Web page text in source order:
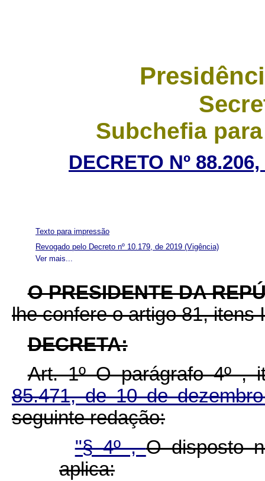
Subchefia
DECRETO Nº
Texto para impressão
Ver mais...
Revogado pelo Decreto nº 10.179, de 2019 (Vigência)
O PRESIDENTE DA
lhe confere o artigo 81, itens
DECRETA:
Art. 1º O parágrafo 4º ,
85.471, de 10 de
seguinte redação:
"§ 4º ,O disposto
aplica: